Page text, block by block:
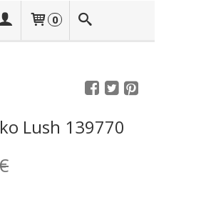
0
Lush 139770